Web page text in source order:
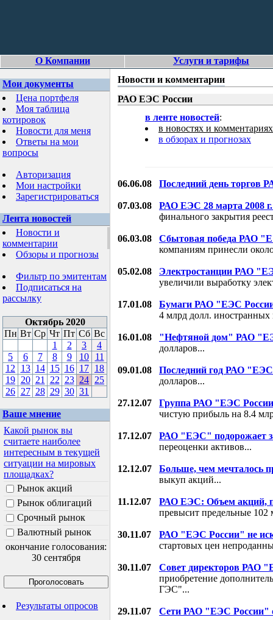
О Компании Услуги и тарифы
Мои документы
Цена портфеля
Моя таблица
котировок
Новости для меня
Ответы на мои
вопросы
Авторизация
Мои настройки
Зарегистрироваться
Лента новостей
Новости и
комментарии
Обзоры и прогнозы
Фильтр по эмитентам
Подписаться на
рассылку
Октябрь 2020
Пн Вт Ср Чт Пт Сб Вс
1
2 3
4
5
6 7 8 9 10
11
12
13 14 15 16 17 18
19 20 21 22 23 24 25
26 27 28 29 30 31
Ваше мнение
Какой рынок вы
считаете наиболее
интересным в текущей
ситуации на мировых
площадках?
Рынок акций
Рынок облигаций
Срочный рынок
Валютный рынок
окончание голосования:
30 сентября
Результаты опросов
Новости и комментарии
РАО ЕЭС России
в ленте новостей:
в новостях и комментариях
в обзорах и прогнозах
06.06.08 Последний день торгов
07.03.08
РАО ЕЭС 28 марта 2008
финального закрытия
06.03.08
Сбытовая победа РАО
компаниям принесли
05.02.08
Электростанции РАО
увеличили выработку
17.01.08
Бумаги РАО "ЕЭС
4 млрд долл. иностранных
16.01.08
"Нефтяной дом" РАО
долларов...
09.01.08
Последний год РАО
долларов...
27.12.07
Группа РАО "ЕЭС
чистую прибыль на 8.4
17.12.07
РАО "ЕЭС" подорожает
переоценки активов...
12.12.07
Больше, чем мечталось
выкуп акций...
11.12.07
РАО ЕЭС: Объем акций,
превысит предельные 102
30.11.07
РАО "ЕЭС России" не
стартовых цен
30.11.07
Совет директоров РАО
приобретение
ГЭС"...
29.11.07 Сети РАО "ЕЭС России"